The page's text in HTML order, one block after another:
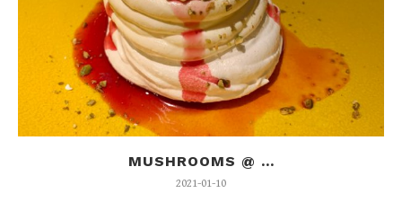
MUSHROOMS @ ...
2021-01-10